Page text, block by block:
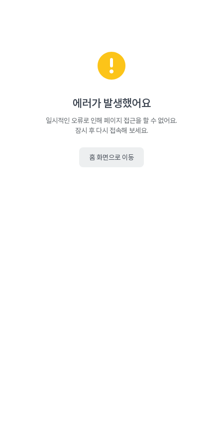
에러가 발생했어요
일시적인 오류로 인해 페이지 접근을 할 수 없어요.
잠시 후 다시 접속해 보세요.
홈 화면으로 이동